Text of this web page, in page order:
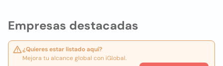
Empresas destacadas
¿Quieres estar listado aquí?
Mejora tu alcance global con iGlobal.